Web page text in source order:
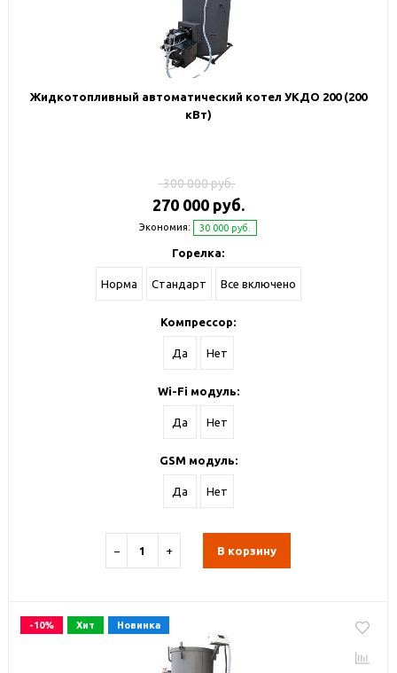
Жидкотопливный автоматический котел УКДО 200 (200
кВт)
300 000 руб.
270 000 руб.
Экономия: 30 000 руб.
Горелка:
Норма Стандарт Все включено
Компрессор:
Да Нет
Wi-Fi модуль:
Да Нет
GSM модуль:
Да Нет
− + В корзину
-10% Хит Новинка